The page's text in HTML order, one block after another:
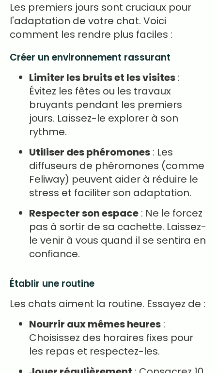
Les premiers jours sont cruciaux pour
l'adaptation de votre chat. Voici
comment les rendre plus faciles :
Créer un environnement rassurant
Limiter les bruits et les visites :
Évitez les fêtes ou les travaux
bruyants pendant les premiers
jours. Laissez-le explorer à son
rythme.
Utiliser des phéromones : Les
diffuseurs de phéromones (comme
Feliway) peuvent aider à réduire le
stress et faciliter son adaptation.
Respecter son espace : Ne le forcez
pas à sortir de sa cachette. Laissez-
le venir à vous quand il se sentira en
confiance.
Établir une routine
Les chats aiment la routine. Essayez de :
Nourrir aux mêmes heures :
Choisissez des horaires fixes pour
les repas et respectez-les.